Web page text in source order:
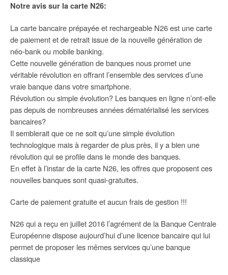
Notre avis sur la carte N26:
La carte bancaire prépayée et rechargeable N26 est une carte
de paiement et de retrait issue de la nouvelle génération de
néo-bank ou mobile banking.
Cette nouvelle génération de banques nous promet une
véritable révolution en offrant l’ensemble des services d’une
vraie banque dans votre smartphone.
Révolution ou simple évolution? Les banques en ligne n’ont-elle
pas depuis de nombreuses années dématérialisé les services
bancaires?
Il semblerait que ce ne soit qu’une simple évolution
technologique mais à regarder de plus près, il y a bien une
révolution qui se profile dans le monde des banques.
En effet à l’instar de la carte N26, les offres que proposent ces
nouvelles banques sont quasi-gratuites.
Carte de paiement gratuite et aucun frais de gestion !!!
N26 qui a reçu en juillet 2016 l’agrément de la Banque Centrale
Européenne dispose aujourd’hui d’une licence bancaire qui lui
permet de proposer les mêmes services qu’une banque
classique